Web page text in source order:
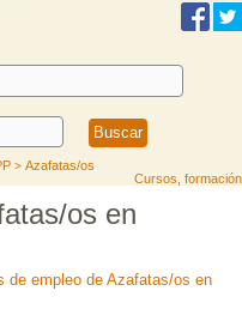
> Azafatas/os
Cursos, formación
os en
de empleo de Azafatas/os en